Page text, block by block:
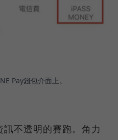
Pay錢包介面上。
不透明的賽跑。角力